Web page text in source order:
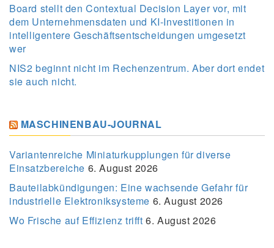
Board stellt den Contextual Decision Layer vor, mit
dem Unternehmensdaten und KI-Investitionen in
intelligentere Geschäftsentscheidungen umgesetzt
wer
NIS2 beginnt nicht im Rechenzentrum. Aber dort endet
sie auch nicht.
MASCHINENBAU-JOURNAL
Variantenreiche Miniaturkupplungen für diverse
Einsatzbereiche 6. August 2026
Bauteilabkündigungen: Eine wachsende Gefahr für
industrielle Elektroniksysteme 6. August 2026
Wo Frische auf Effizienz trifft 6. August 2026